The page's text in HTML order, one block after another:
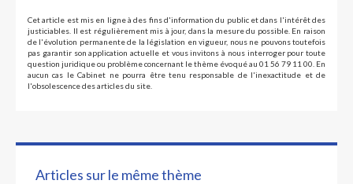
Articles sur le même thème
Cet article est mis en ligne à des fins d'information du public et dans l'intérêt des
justiciables. Il est régulièrement mis à jour, dans la mesure du possible. En raison
de l'évolution permanente de la législation en vigueur, nous ne pouvons toutefois
pas garantir son application actuelle et vous invitons à nous interroger pour toute
question juridique ou problème concernant le thème évoqué au 01 56 79 11 00. En
aucun cas le Cabinet ne pourra être tenu responsable de l'inexactitude et de
l'obsolescence des articles du site.